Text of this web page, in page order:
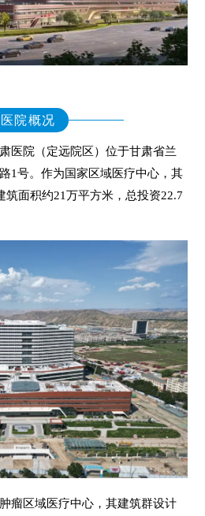
医院概况
医院（定远院区）位于甘肃省兰
1号。作为国家区域医疗中心，其
筑面积约21万平方米，总投资22.7
瘤区域医疗中心，其建筑群设计